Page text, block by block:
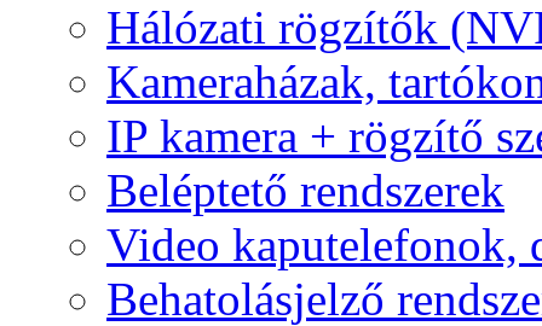
Hálózati rögzítők
Kameraházak,
IP kamera + rögzítő
Beléptető rendszerek
Video kaputelefonok,
Behatolásjelző